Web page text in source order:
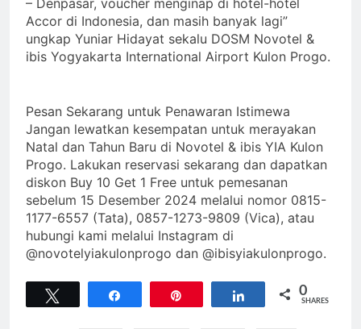
– Denpasar, voucher menginap di hotel-hotel
Accor di Indonesia, dan masih banyak lagi”
ungkap Yuniar Hidayat sekalu DOSM Novotel &
ibis Yogyakarta International Airport Kulon Progo.
Pesan Sekarang untuk Penawaran Istimewa
Jangan lewatkan kesempatan untuk merayakan
Natal dan Tahun Baru di Novotel & ibis YIA Kulon
Progo. Lakukan reservasi sekarang dan dapatkan
diskon Buy 10 Get 1 Free untuk pemesanan
sebelum 15 Desember 2024 melalui nomor 0815-
1177-6557 (Tata), 0857-1273-9809 (Vica), atau
hubungi kami melalui Instagram di
@novotelyiakulonprogo dan @ibisyiakulonprogo.
Share 0
SHARES